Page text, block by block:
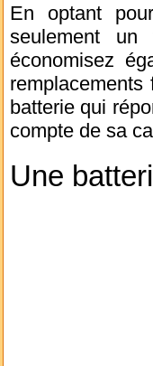
En optant
seulement un
économisez
batterie qui
compte de sa
Une